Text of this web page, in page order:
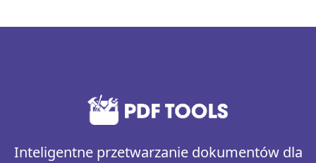
Inteligentne przetwarzanie dokumentów dla